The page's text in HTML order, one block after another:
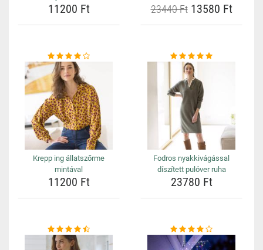
11200 Ft 23440 Ft13580 Ft
Krepp ing állatszőrme
mintával
11200 Ft
Fodros nyakkivágással
díszített pulóver ruha
23780 Ft